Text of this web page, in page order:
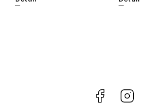
Facebook